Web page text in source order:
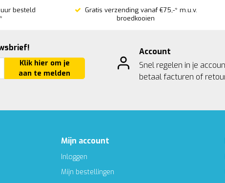
besteld
Gratis verzending vanaf €75,-* m.u.v.
broedkooien
Klik hier om je
aan te melden
Account
Snel regelen in je
betaal facturen of
Mijn account
Inloggen
Mijn bestellingen